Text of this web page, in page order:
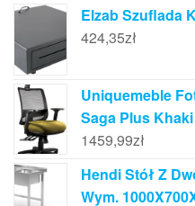
Elzab Szuflada
424,35zł
Uniquemeble
Saga Plus Khaki
1459,99zł
Hendi Stół Z
Wym.